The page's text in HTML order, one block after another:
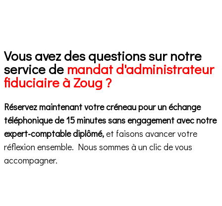
Vous avez des questions sur notre
service de mandat d'administrateur
fiduciaire à Zoug ?
Réservez maintenant votre créneau pour un échange
téléphonique de 15 minutes sans engagement avec notre
expert-comptable diplômé,et faisons avancer votre
réflexion ensemble. Nous sommes à un clic de vous
accompagner.